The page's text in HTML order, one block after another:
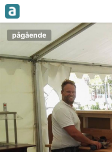
pågående